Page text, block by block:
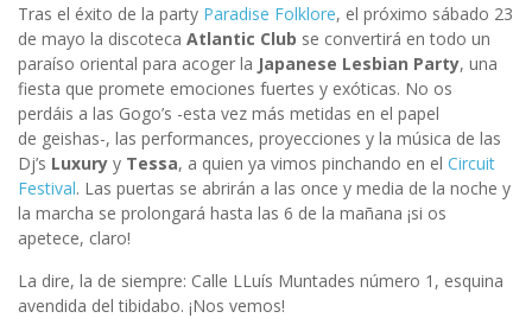
Tras el éxito de la party Paradise Folklore, el próximo sábado 23
de mayo la discoteca Atlantic Club se convertirá en todo un
paraíso oriental para acoger la Japanese Lesbian Party, una
fiesta que promete emociones fuertes y exóticas. No os
perdáis a las Gogo’s -esta vez más metidas en el papel
de geishas-, las performances, proyecciones y la música de las
Dj’s Luxury y Tessa, a quien ya vimos pinchando en el Circuit
Festival. Las puertas se abrirán a las once y media de la noche y
la marcha se prolongará hasta las 6 de la mañana ¡si os
apetece, claro!
La dire, la de siempre: Calle LLuís Muntades número 1, esquina
avendida del tibidabo. ¡Nos vemos!